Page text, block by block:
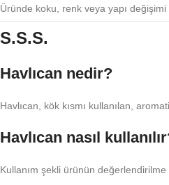
Üründe koku, renk veya yapı değişimi
S.S.S.
Havlıcan nedir?
Havlıcan, kök kısmı kullanılan,
Havlıcan nasıl
Kullanım şekli ürünün